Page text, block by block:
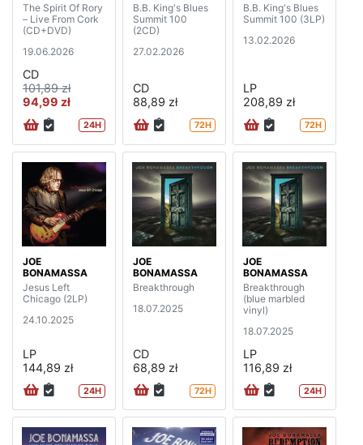
The Spirit Of Rory
– Live From Cork
(CD+DVD)
19.06.2026
CD
101,89 zł
94,99 zł
24H
B.B. King's Blues
Summit 100
(2CD)
27.02.2026
CD
88,89 zł
72H
B.B. King's Blues
Summit 100 (3LP)
13.02.2026
LP
208,89 zł
72H
JOE
BONAMASSA
Jesus Left
Chicago (2LP)
24.10.2025
LP
144,89 zł
24H
JOE
BONAMASSA
Breakthrough
18.07.2025
CD
68,89 zł
72H
JOE
BONAMASSA
Breakthrough
(blue marbled
vinyl)
18.07.2025
LP
116,89 zł
24H